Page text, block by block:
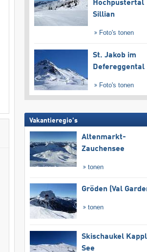
Hochpustertal
Sillian
Foto's tonen
St. Jakob im
Defereggental
Foto's tonen
Vakantieregio's
Altenmarkt-
Zauchensee
tonen
Gröden (Val
tonen
Skischaukel
See